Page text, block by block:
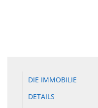
DIE IMMOBILIE
DETAILS